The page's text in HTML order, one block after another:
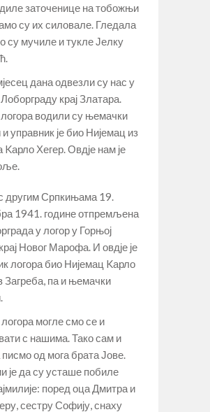
заточенице на тобожњи
су их силовале. Гледала
су мучиле и тукле Јелку
дана одвезли су нас у
крај Златара.
водили су њемачки
и управник је био Нијемац из
Kарло Хегер. Овдје нам је
другим Српкињама 19.
1941. године отпремљена
у логор у Горњој
Новог Марофа. И овдје је
логора био Нијемац Kарло
Загреба, па и њемачки
могле смо се и
с нашима. Тако сам и
од мога брата Јове.
је да су усташе побиле
поред оца Дмитра и
сестру Софију, снаху